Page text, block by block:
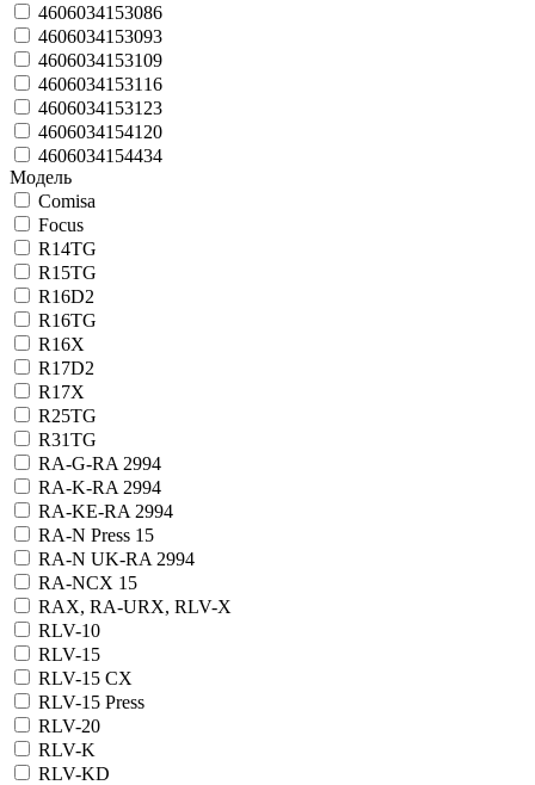
4606034153086
4606034153093
4606034153109
4606034153116
4606034153123
4606034154120
4606034154434
Модель
Comisa
Focus
R14TG
R15TG
R16D2
R16TG
R16X
R17D2
R17X
R25TG
R31TG
RA-G-RA 2994
RA-K-RA 2994
RA-KE-RA 2994
RA-N Press 15
RA-N UK-RA 2994
RA-NCX 15
RAX, RA-URX, RLV-X
RLV-10
RLV-15
RLV-15 CX
RLV-15 Press
RLV-20
RLV-K
RLV-KD